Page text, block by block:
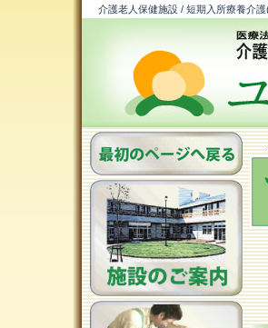
介護老人保健施設 / 短期入所療養介